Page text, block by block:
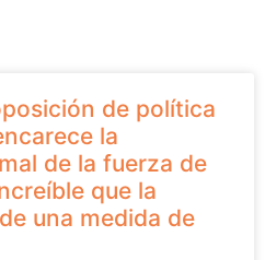
de política
la
de la fuerza de
que la
una medida de